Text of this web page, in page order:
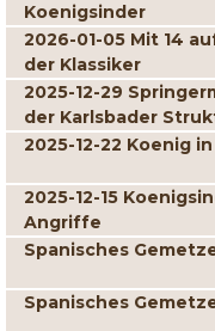
Koenigsinder
2026-01-05 Mit 14
der Klassiker
2025-12-29
der Karlsbader
2025-12-22 Koenig
2025-12-15
Angriffe
Spanisches
Spanisches